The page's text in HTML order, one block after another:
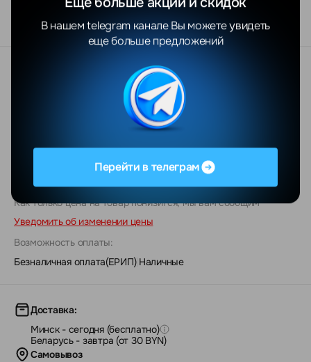
3137 BYN
Заказ в 1 клик
Как только цена на товар понизится, мы вам сообщим
Уведомить об изменении цены
Возможность оплаты:
Безналичная оплата(ЕРИП)| Наличные
Доставка:
Минск - сегодня (бесплатно)
Беларусь - завтра (от 30 BYN)
Самовывоз
Перейти в телеграм
В нашем telegram канале Вы можете увидеть
еще больше предложений